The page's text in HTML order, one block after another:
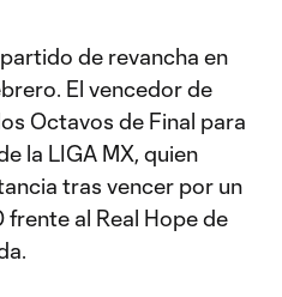
de revancha en
El vencedor de
Octavos de Final para
la LIGA MX, quien
tras vencer por un
al Real Hope de